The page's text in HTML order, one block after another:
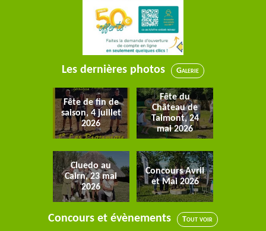
Concours et évènements Tout voir
Les dernières photos Galerie
Fête de fin de
saison, 4 juillet
2026
Fête du
Château de
Talmont, 24
mai 2026
Cluedo au
Cairn, 23 mai
2026
Concours Avril
et Mai 2026